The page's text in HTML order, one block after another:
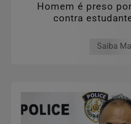
Homem é preso
contra
Saiba